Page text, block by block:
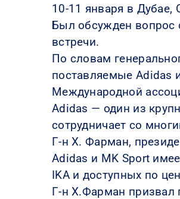
10-11 января в Дубае,
Был обсужден вопрос
встречи.
По словам
поставляемые Adidas
Международной
Adidas — один из
сотрудничает со
Г-н Х. Фарман,
Adidas и MK Sport
IKA и доступных по
Г-н Х.Фарман призвал